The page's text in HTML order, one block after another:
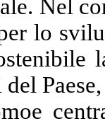
Nel
lo